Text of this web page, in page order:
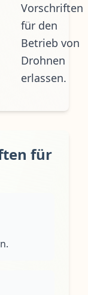
Vorschriften
für den
Betrieb von
Drohnen
erlassen.
für